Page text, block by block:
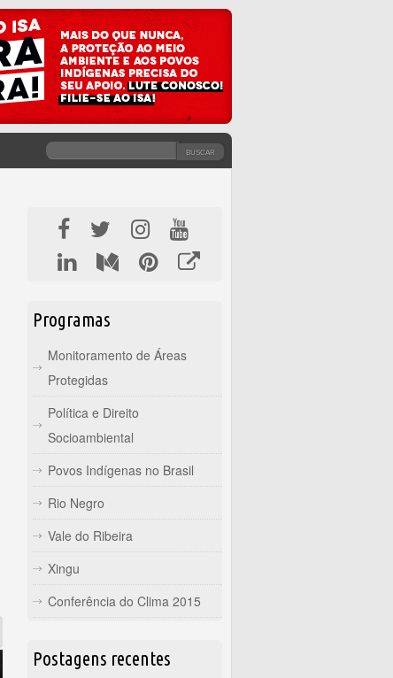
FORMULÁRIO DE BUSCA
BUSCAR
Programas
Monitoramento de Áreas
Protegidas
Política e Direito
Socioambiental
Povos Indígenas no Brasil
Rio Negro
Vale do Ribeira
Xingu
Conferência do Clima 2015
Postagens recentes